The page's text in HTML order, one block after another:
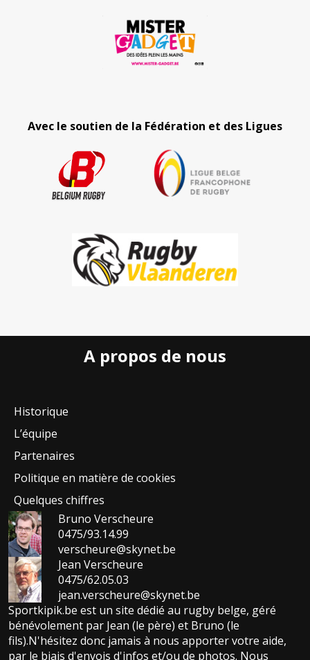
Avec le soutien de la Fédération et des Ligues
A propos de nous
Historique
L’équipe
Partenaires
Politique en matière de cookies
Quelques chiffres
Bruno Verscheure
0475/93.14.99
verscheure@skynet.be
Jean Verscheure
0475/62.05.03
jean.verscheure@skynet.be
Sportkipik.be est un site dédié au rugby belge, géré
bénévolement par Jean (le père) et Bruno (le
fils).N'hésitez donc jamais à nous apporter votre aide,
par le biais d'envois d'infos et/ou de photos. Nous